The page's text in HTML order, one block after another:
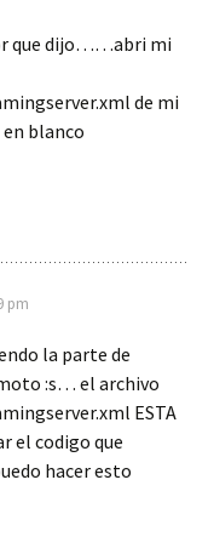
que dijo……abri mi
de mi
blanco
pm
la parte de
:s… el archivo
ESTA
el codigo que
hacer esto